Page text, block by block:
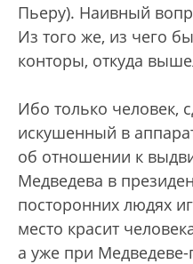
Пьеру). Наивный
Из того же, из чего
конторы, откуда
Ибо только человек,
искушенный в
об отношении к
Медведева в
посторонних людях
место красит
а уже при Медведеве-